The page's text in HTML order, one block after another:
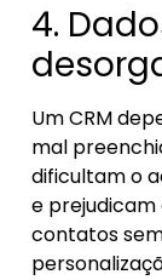
4.
Um CRM
mal
dificultam o
e prejudicam
contatos